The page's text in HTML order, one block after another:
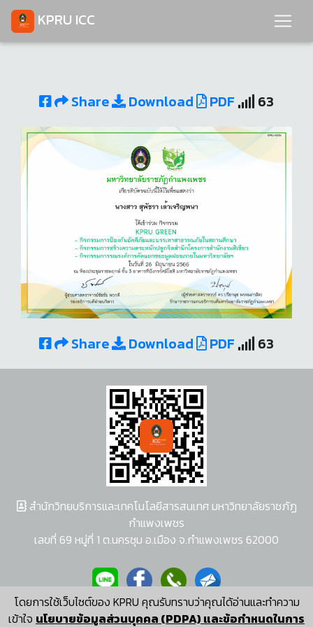
KPRU ICC
Share Download PDF 63
Share Download PDF 63
โดยการใช้เว็บไซต์ของ KPRU คุณรับทราบว่าคุณได้อ่านและทำความ
เข้าใจ นโยบายข้อมูลส่วนบุคคล (PDPA) และข้อกำหนดในการ
สำนักวิทยบริการและเทคโนโลยีสารสนเทศ มหาวิทยาลัยราชภัฏ
กำแพงเพชร
เลขที่ 69 หมู่ที่ 1 ต.นครชุม อ.เมือง จ.กำแพงเพชร 62000
ผู้พัฒนาระบบ อนุชา พวงผกา